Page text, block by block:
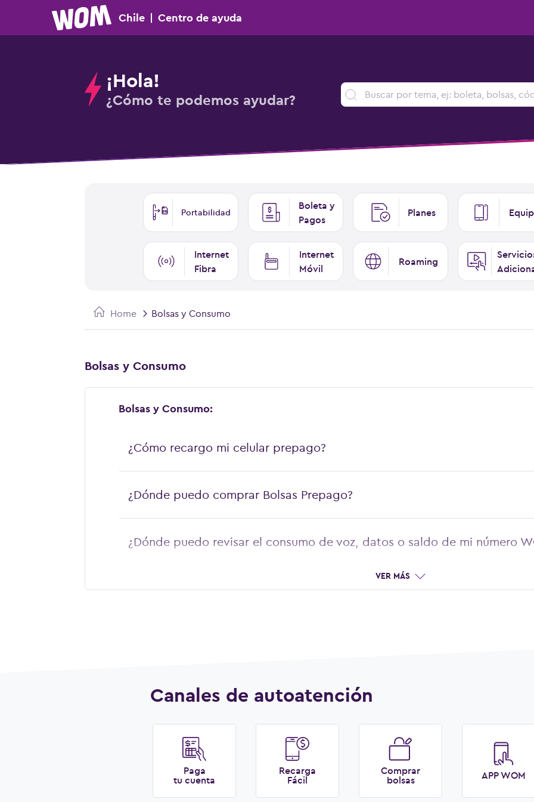
Chile | Centro de ayuda
¡Hola!
¿Cómo te podemos ayudar?
Portabilidad
Boleta y
Pagos
Planes
Internet
Fibra
Internet
Móvil
Roaming
Home Bolsas y Consumo
Bolsas y Consumo
Bolsas y Consumo:
¿Cómo recargo mi celular prepago?
¿Dónde puedo comprar Bolsas Prepago?
¿Dónde puedo revisar el consumo de voz, datos o saldo de mi número
VER MÁS
Canales de autoatención
Paga
tu cuenta
Recarga
Fácil
Comprar
bolsas
APP WOM